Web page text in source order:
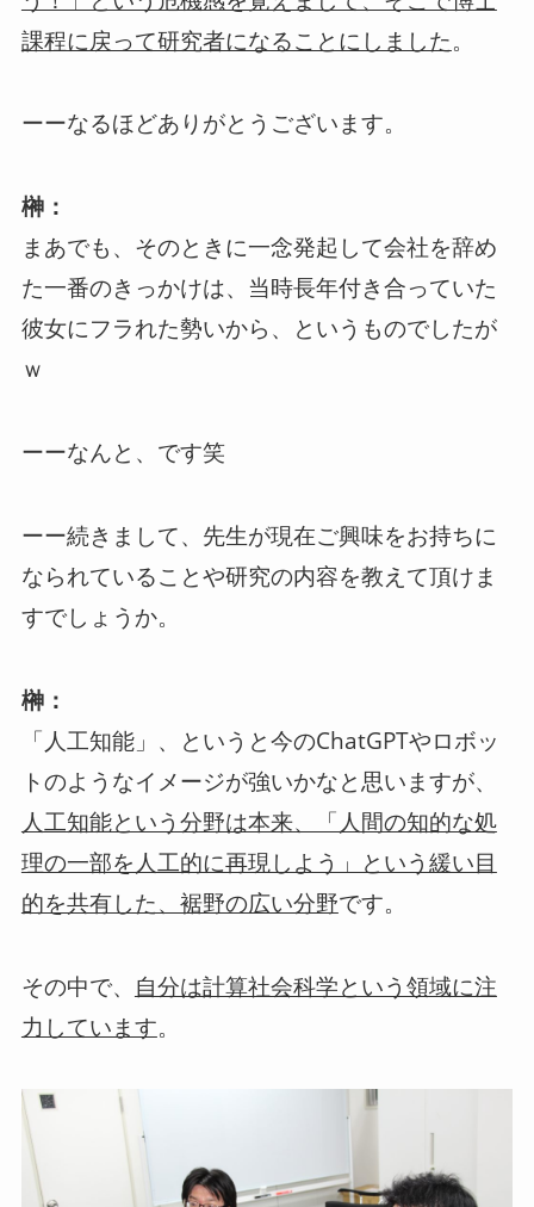
課程に戻って研究者になることにしました。
ーーなるほどありがとうございます。
榊：
まあでも、そのときに一念発起して会社を辞め
た一番のきっかけは、当時長年付き合っていた
彼女にフラれた勢いから、というものでしたが
ｗ
ーーなんと、です笑
ーー続きまして、先生が現在ご興味をお持ちに
なられていることや研究の内容を教えて頂けま
すでしょうか。
榊：
「人工知能」、というと今のChatGPTやロボッ
トのようなイメージが強いかなと思いますが、
人工知能という分野は本来、「人間の知的な処
理の一部を人工的に再現しよう」という緩い目
的を共有した、裾野の広い分野です。
その中で、
自分は計算社会科学という領域に注
力しています。